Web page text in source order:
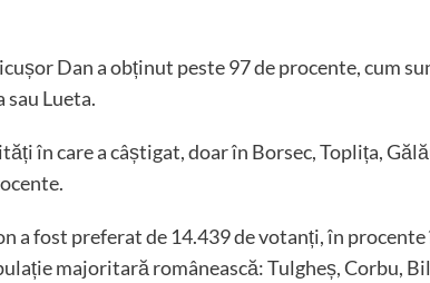
Dan a obținut peste 97 de procente, cum
sau Lueta.
în care a câștigat, doar în Borsec, Toplița,
a fost preferat de 14.439 de votanți, în
majoritară românească: Tulgheș, Corbu,